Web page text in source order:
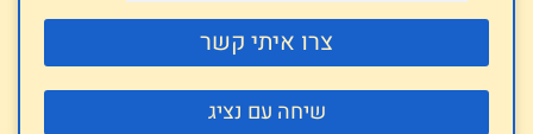
צרו איתי קשר
שיחה עם נציג